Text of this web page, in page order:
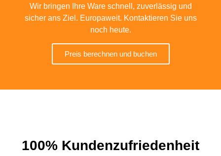
Wir bringen Ihre Ware schnell, zuverlässig und
sicher ans Ziel. Europaweit. Kontaktieren Sie uns
noch heute.
Preis berechnen und buchen
100% Kundenzufriedenheit